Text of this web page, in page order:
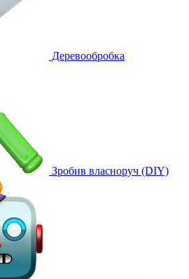
Деревообробка
Зробив власноруч (DIY)